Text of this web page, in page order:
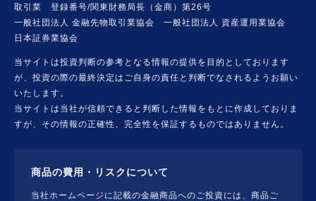
取引業 登録番号/関東財務局長（金商）第26号
一般社団法人 金融先物取引業協会 一般社団法人 資産運用業協会
日本証券業協会
当サイトは投資判断の参考となる情報の提供を目的としております
が、投資の際の最終決定はご自身の責任と判断でなされるようお願い
いたします。
当サイトは当社が信頼できると判断した情報をもとに作成しておりま
すが、その情報の正確性、完全性を保証するものではありません。
商品の費用・リスクについて
当社ホームページに記載の金融商品へのご投資には、商品ご